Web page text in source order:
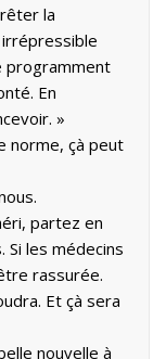
la
irrépressible
programment
En
»
norme, çà peut
partez en
Si les médecins
rassurée.
Et çà sera
nouvelle à